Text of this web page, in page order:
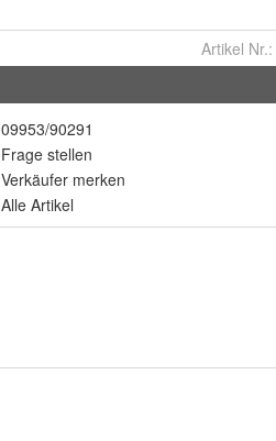
Artikel Nr.:
09953/90291
Frage stellen
Verkäufer merken
Alle Artikel